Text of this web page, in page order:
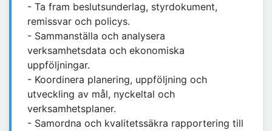
- Ta fram beslutsunderlag, styrdokument,
remissvar och policys.
- Sammanställa och analysera
verksamhetsdata och ekonomiska
uppföljningar.
- Koordinera planering, uppföljning och
utveckling av mål, nyckeltal och
verksamhetsplaner.
- Samordna och kvalitetssäkra rapportering till